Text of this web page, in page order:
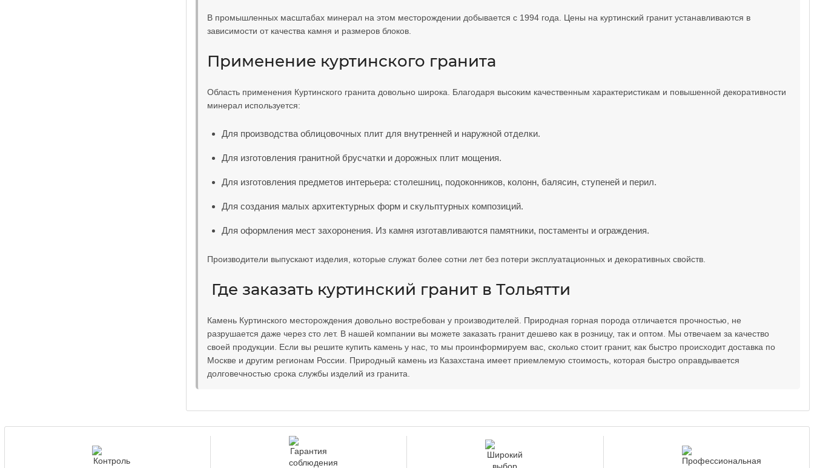
В промышленных масштабах минерал на этом месторождении добывается с 1994 года. Цены на куртинский гранит устанавливаются в
зависимости от качества камня и размеров блоков.
Применение куртинского гранита
Область применения Куртинского гранита довольно широка. Благодаря высоким качественным характеристикам и повышенной декоративности
минерал используется:
Для производства облицовочных плит для внутренней и наружной отделки.
Для изготовления гранитной брусчатки и дорожных плит мощения.
Для изготовления предметов интерьера: столешниц, подоконников, колонн, балясин, ступеней и перил.
Для создания малых архитектурных форм и скульптурных композиций.
Для оформления мест захоронения. Из камня изготавливаются памятники, постаменты и ограждения.
Производители выпускают изделия, которые служат более сотни лет без потери эксплуатационных и декоративных свойств.
Где заказать куртинский гранит в Тольятти
Камень Куртинского месторождения довольно востребован у производителей. Природная горная порода отличается прочностью, не
разрушается даже через сто лет. В нашей компании вы можете заказать гранит дешево как в розницу, так и оптом. Мы отвечаем за качество
своей продукции. Если вы решите купить камень у нас, то мы проинформируем вас, сколько стоит гранит, как быстро происходит доставка по
Москве и другим регионам России. Природный камень из Казахстана имеет приемлемую стоимость, которая быстро оправдывается
долговечностью срока службы изделий из гранита.